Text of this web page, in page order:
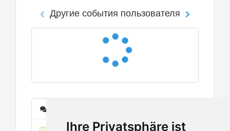
Ihre Privatsphäre ist
Другие события пользователя